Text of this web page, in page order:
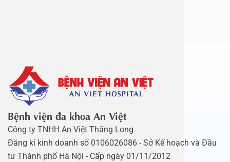
Bệnh viện đa khoa An Việt
Công ty TNHH An Việt Thăng Long
Đăng kí kinh doanh số 0106026086 - Sở Kế hoạch và Đầu
tư Thành phố Hà Nội - Cấp ngày 01/11/2012